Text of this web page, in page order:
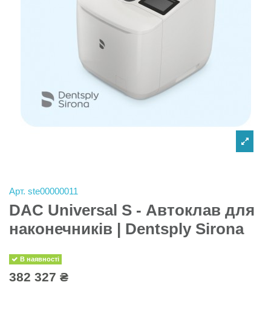
Арт. ste00000011
DAC Universal S - Автоклав для
наконечників | Dentsply Sirona
В наявності
382 327 ₴